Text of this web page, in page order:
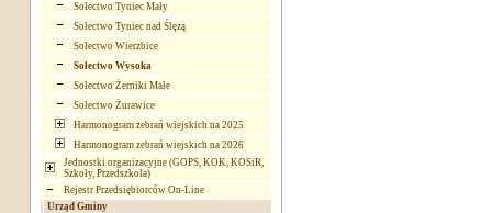
Sołectwo Tyniec Mały
Sołectwo Tyniec nad Ślęzą
Sołectwo Wierzbice
Sołectwo Wysoka
Sołectwo Żerniki Małe
Sołectwo Żurawice
Harmonogram zebrań wiejskich na 2025
Harmonogram zebrań wiejskich na 2026
Jednostki organizacyjne (GOPS, KOK, KOSiR,
Szkoły, Przedszkola)
Rejestr Przedsiębiorców On-Line
Urząd Gminy